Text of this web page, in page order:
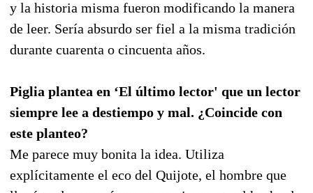
y la historia misma fueron modificando la manera
de leer. Sería absurdo ser fiel a la misma tradición
durante cuarenta o cincuenta años.
Piglia plantea en ‘El último lector' que un lector
siempre lee a destiempo y mal. ¿Coincide con
este planteo?
Me parece muy bonita la idea. Utiliza
explícitamente el eco del Quijote, el hombre que